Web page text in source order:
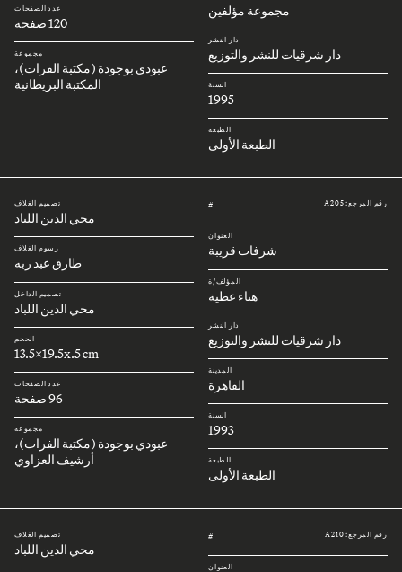
مجموعة مؤلفين
دار النشر
دار شرقيات للنشر والتوزيع
السنة
1995
الطبعة
الطبعة الأولى
عدد الصفحات
120 صفحة
مجموعة
عبودي بوجودة (مكتبة الفرات)،
المكتبة البريطانية
رقم المرجع: A205 #
العنوان
شرفات قريبة
المؤلف/ة
هناء عطية
دار النشر
دار شرقيات للنشر والتوزيع
المدينة
القاهرة
السنة
1993
الطبعة
الطبعة الأولى
تصميم الغلاف
محي الدين اللباد
رسوم الغلاف
طارق عبد ربه
تصميم الداخل
محي الدين اللباد
الحجم
13.5x19.5x.5 cm
عدد الصفحات
96 صفحة
مجموعة
عبودي بوجودة (مكتبة الفرات)،
أرشيف العزاوي
رقم المرجع: A210 #
العنوان
تصميم الغلاف
محي الدين اللباد